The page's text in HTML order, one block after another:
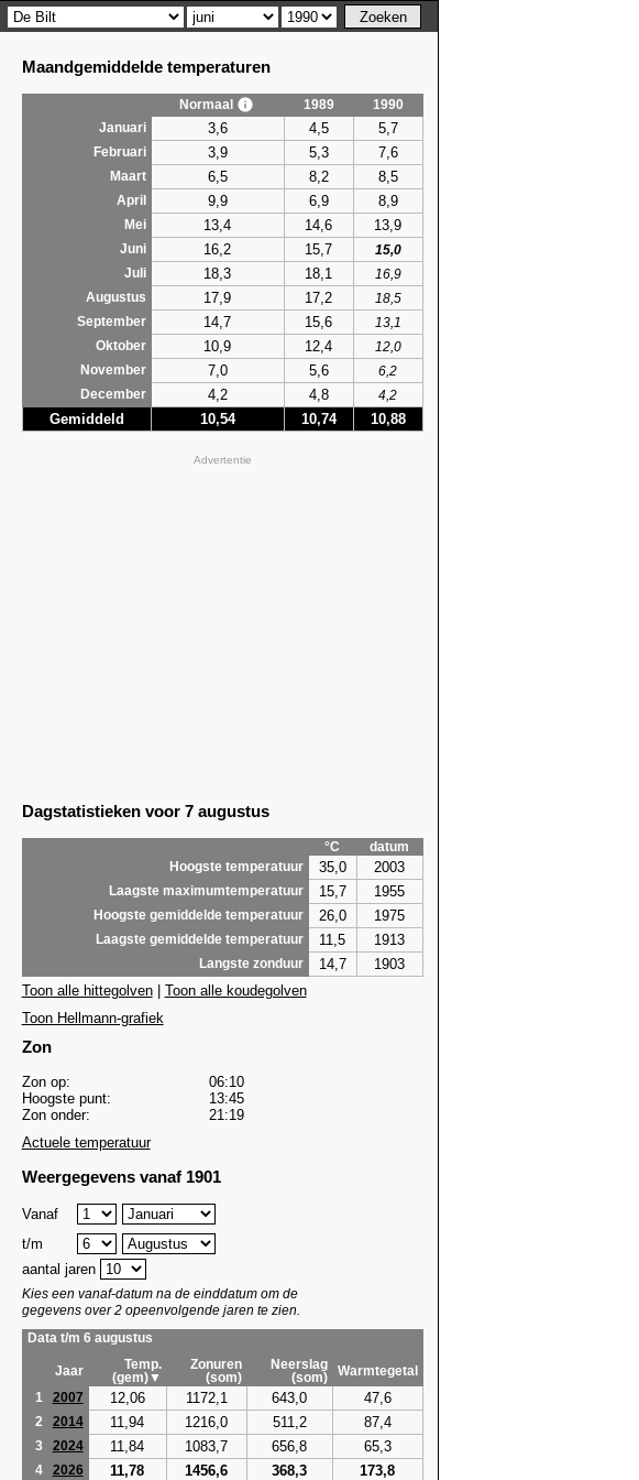
Maandgemiddelde temperaturen
Normaal 1989
1990
Januari
3,6 4,5 5,7
Februari 3,9 5,3 7,6
Maart 6,5 8,2 8,5
April 9,9 6,9 8,9
Mei 13,4 14,6 13,9
Juni 16,2 15,7
15,0
Juli
18,3 18,1
16,9
Augustus
17,9 17,2
18,5
September
14,7 15,6
13,1
Oktober
10,9 12,4
12,0
November
7,0 5,6
6,2
December
4,2 4,8 4,2
Gemiddeld 10,54 10,74 10,88
Advertentie
Dagstatistieken voor 7 augustus
°C
datum
Hoogste temperatuur
35,0 2003
Laagste maximumtemperatuur 15,7 1955
Hoogste gemiddelde temperatuur 26,0 1975
Laagste gemiddelde temperatuur 11,5 1913
Langste zonduur 14,7
1903
Toon alle hittegolven| Toon alle koudegolven
Toon Hellmann-grafiek
Zon
Zon op:
06:10
Hoogste punt:
13:45
Zon onder:
21:19
Actuele temperatuur
Weergegevens vanaf 1901
Vanaf
t/m
aantal jaren
Kies een vanaf-datum na de einddatum om de
gegevens over 2 opeenvolgende jaren te zien.
Data t/m 6 augustus
Jaar
Temp.
(gem)▼
Zonuren
(som)
Neerslag
(som)
Warmtegetal
1
2007 12,06 1172,1 643,0 47,6
2 2014 11,94 1216,0 511,2 87,4
3 2024 11,84 1083,7 656,8 65,3
4 2026 11,78 1456,6 368,3 173,8